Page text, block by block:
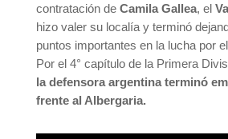
contratación de Camila Gallea, el
hizo valer su localía y terminó
puntos importantes en la lucha por
Por el 4° capítulo de la Primera
la defensora argentina terminó
frente al Albergaria.